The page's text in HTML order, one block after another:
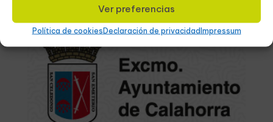
Ver preferencias
Política de cookiesDeclaración de privacidadImpressum